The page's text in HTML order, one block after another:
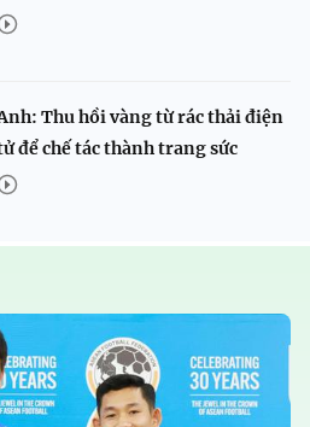
Thu hồi vàng từ rác thải điện
để chế tác thành trang sức